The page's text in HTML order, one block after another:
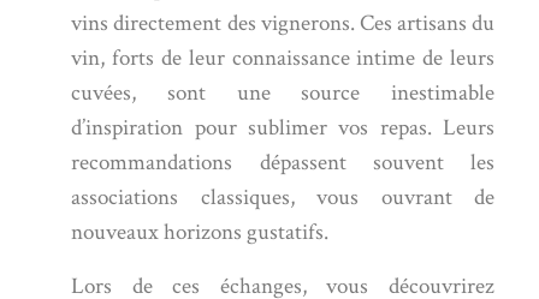
vins directement des vignerons. Ces artisans du
vin, forts de leur connaissance intime de leurs
cuvées, sont une source inestimable
d’inspiration pour sublimer vos repas. Leurs
recommandations dépassent souvent les
associations classiques, vous ouvrant de
nouveaux horizons gustatifs.
Lors de ces échanges, vous découvrirez